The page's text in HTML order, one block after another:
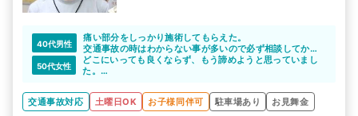
40代男性
痛い部分をしっかり施術してもらえた。
交通事故の時はわからない事が多いので必ず相談してから
行動するべき
50代女性
どこにいっても良くならず、もう諦めようと思っていまし
た。
た。ヒアリングで私の癖や特性を見抜いて下さり、それら
に合わせた施術方法を個別に組み立ててくれました。おか
交通事故対応 土曜日OK お子様同伴可 駐車場あり お見舞金